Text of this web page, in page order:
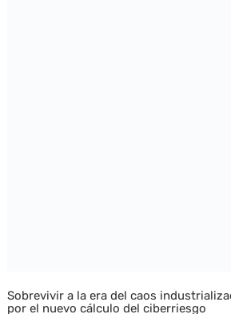
Sobrevivir a la era del caos
por el nuevo cálculo del ciberriesgo